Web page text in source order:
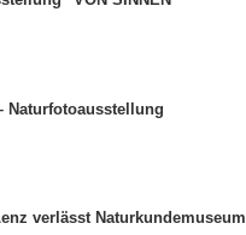
Naturfotoausstellung
verlässt Naturkundemuseum